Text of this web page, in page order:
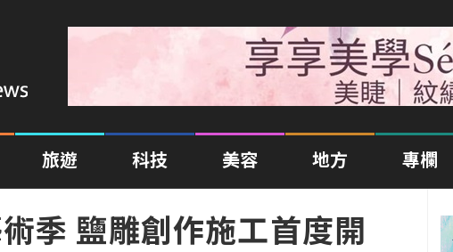
旅遊 科技 美容 地方 專欄
季 鹽雕創作施工首度開